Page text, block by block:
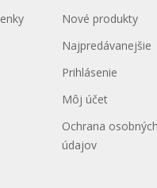
Nové produkty
Najpredávanejšie
Prihlásenie
Môj účet
Ochrana osobných
údajov